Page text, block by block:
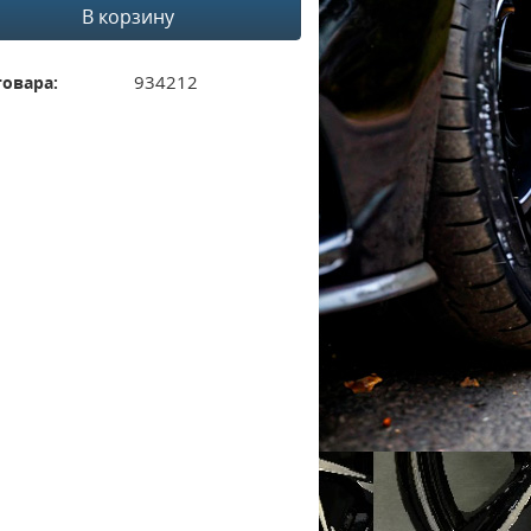
В корзину
934212